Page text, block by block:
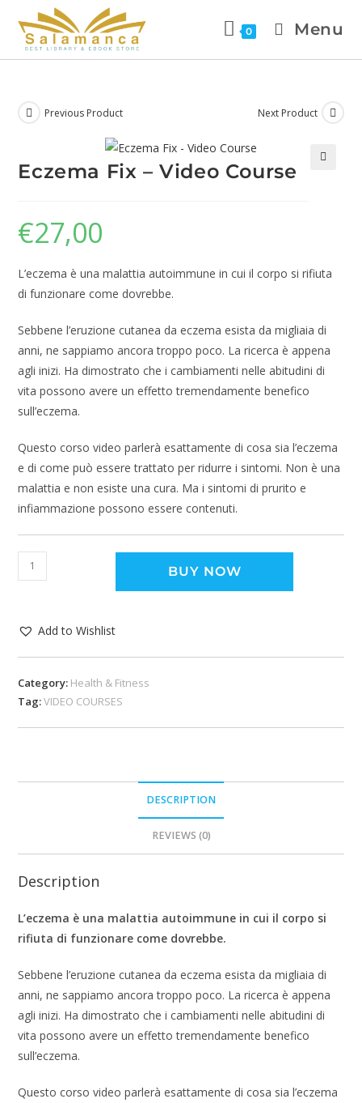
0 Menu
Previous Product Next Product
Eczema Fix – Video Course
€27,00
L’eczema è una malattia autoimmune in cui il corpo si rifiuta
di funzionare come dovrebbe.
Sebbene l’eruzione cutanea da eczema esista da migliaia di
anni, ne sappiamo ancora troppo poco. La ricerca è appena
agli inizi. Ha dimostrato che i cambiamenti nelle abitudini di
vita possono avere un effetto tremendamente benefico
sull’eczema.
Questo corso video parlerà esattamente di cosa sia l’eczema
e di come può essere trattato per ridurre i sintomi. Non è una
malattia e non esiste una cura. Ma i sintomi di prurito e
infiammazione possono essere contenuti.
BUY NOW
Add to Wishlist
Category: Health & Fitness
Tag:VIDEO COURSES
DESCRIPTION
REVIEWS (0)
Description
L’eczema è una malattia autoimmune in cui il corpo si
rifiuta di funzionare come dovrebbe.
Sebbene l’eruzione cutanea da eczema esista da migliaia di
anni, ne sappiamo ancora troppo poco. La ricerca è appena
agli inizi. Ha dimostrato che i cambiamenti nelle abitudini di
vita possono avere un effetto tremendamente benefico
sull’eczema.
Questo corso video parlerà esattamente di cosa sia l’eczema